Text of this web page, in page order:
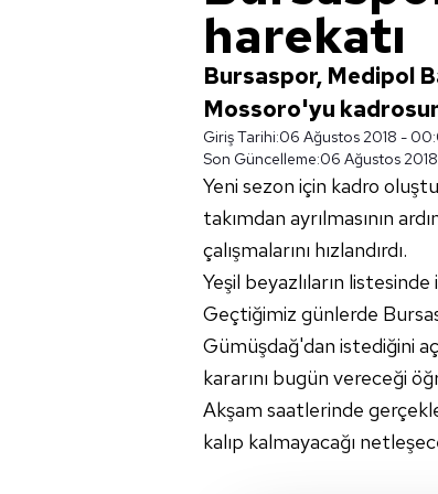
harekatı
Bursaspor, Medipol
Mossoro'yu
Giriş Tarihi:06 Ağustos 2018 -
Son Güncelleme:06 Ağustos
Yeni sezon için kadro
takımdan ayrılmasının
çalışmalarını hızlandırdı.
Yeşil beyazlıların
Geçtiğimiz günlerde
Gümüşdağ'dan istediğini
kararını bugün vereceği
Akşam saatlerinde
kalıp kalmayacağı